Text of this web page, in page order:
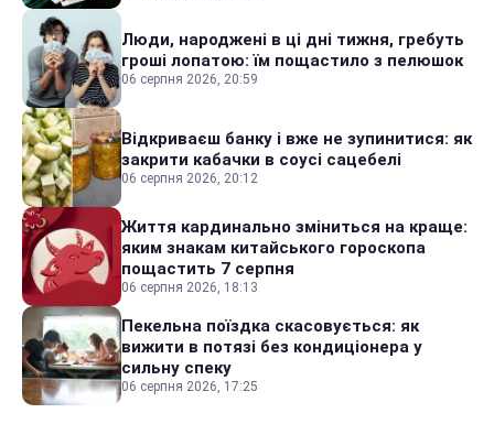
Люди, народжені в ці дні тижня, гребуть
гроші лопатою: їм пощастило з пелюшок
06 серпня 2026, 20:59
Відкриваєш банку і вже не зупинитися: як
закрити кабачки в соусі сацебелі
06 серпня 2026, 20:12
Життя кардинально зміниться на краще:
яким знакам китайського гороскопа
пощастить 7 серпня
06 серпня 2026, 18:13
Пекельна поїздка скасовується: як
вижити в потязі без кондиціонера у
сильну спеку
06 серпня 2026, 17:25